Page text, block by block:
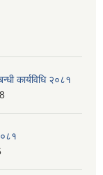
कार्यविधि २०८१